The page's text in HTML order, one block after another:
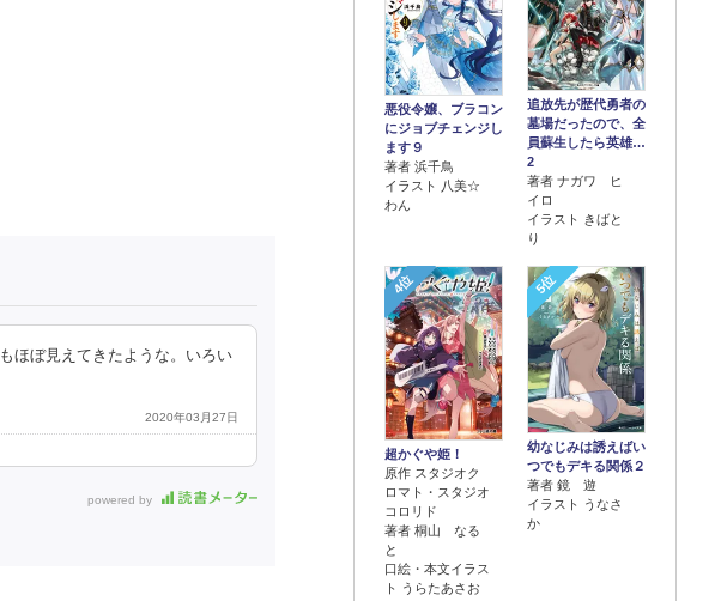
ほぼ見えてきたような。いろい
2020年03月27日
powered by
悪役令嬢、ブラコン
にジョブチェンジし
ます９
著者 浜千鳥
イラスト 八美☆
わん
追放先が歴代勇者の
墓場だったので、全
員蘇生したら英雄…
2
著者 ナガワ ヒ
イロ
イラスト きばと
り
4位
超かぐや姫！
原作 スタジオク
ロマト・スタジオ
コロリド
著者 桐山 なる
と
口絵・本文イラス
ト うらたあさお
5位
幼なじみは誘えばい
つでもデキる関係２
著者 鏡 遊
イラスト うなさ
か